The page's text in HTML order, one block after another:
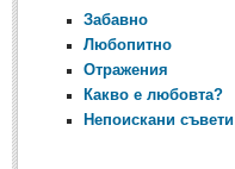
LATEST NEWS
Надежда
Post: 28 Юни 2018
Забавно
Любопитно
Отражения
Какво е любовта?
Непоискани съвети